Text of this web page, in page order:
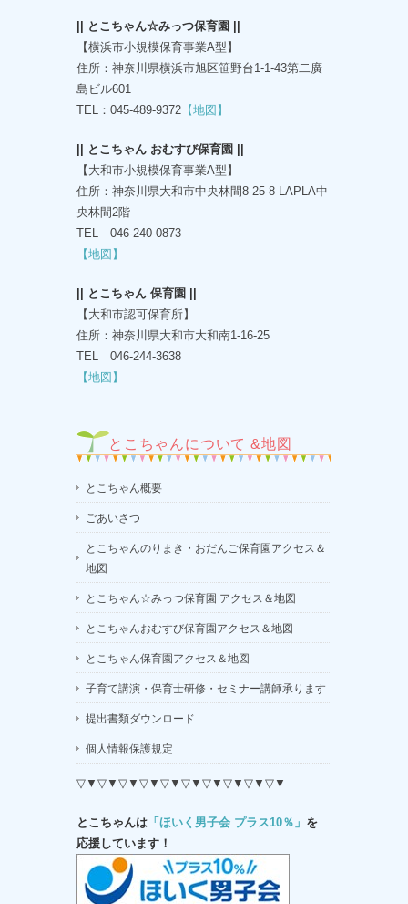
|| とこちゃん☆みっつ保育園 ||
【横浜市小規模保育事業A型】
住所：神奈川県横浜市旭区笹野台1-1-43第二廣
島ビル601
TEL：045-489-9372 【地図】
|| とこちゃん おむすび保育園 ||
【大和市小規模保育事業A型】
住所：神奈川県大和市中央林間8-25-8 LAPLA中
央林間2階
TEL 046-240-0873
【地図】
|| とこちゃん 保育園 ||
【大和市認可保育所】
住所：神奈川県大和市大和南1-16-25
TEL 046-244-3638
【地図】
とこちゃんについて &地図
とこちゃん概要
ごあいさつ
とこちゃんのりまき・おだんご保育園アクセス＆
地図
とこちゃん☆みっつ保育園 アクセス＆地図
とこちゃんおむすび保育園アクセス＆地図
とこちゃん保育園アクセス＆地図
子育て講演・保育士研修・セミナー講師承ります
提出書類ダウンロード
個人情報保護規定
▽▼▽▼▽▼▽▼▽▼▽▼▽▼▽▼▽▼▽▼
とこちゃんは 「ほいく男子会 プラス10％」 を
応援しています！